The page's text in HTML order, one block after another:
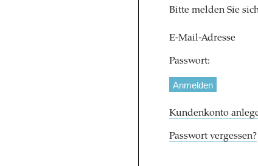
Bitte melden Sie
E-Mail-Adresse
Passwort:
Kundenkonto
Passwort vergessen?